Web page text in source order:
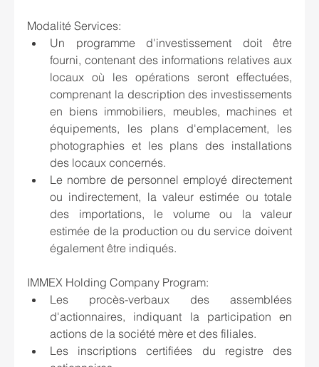
Modalité Services:
Un programme d'investissement doit être
fourni, contenant des informations relatives aux
locaux où les opérations seront effectuées,
comprenant la description des investissements
en biens immobiliers, meubles, machines et
équipements, les plans d'emplacement, les
photographies et les plans des installations
des locaux concernés.
Le nombre de personnel employé directement
ou indirectement, la valeur estimée ou totale
des importations, le volume ou la valeur
estimée de la production ou du service doivent
également être indiqués.
IMMEX Holding Company Program:
Les procès-verbaux des assemblées
d'actionnaires, indiquant la participation en
actions de la société mère et des filiales.
Les inscriptions certifiées du registre des